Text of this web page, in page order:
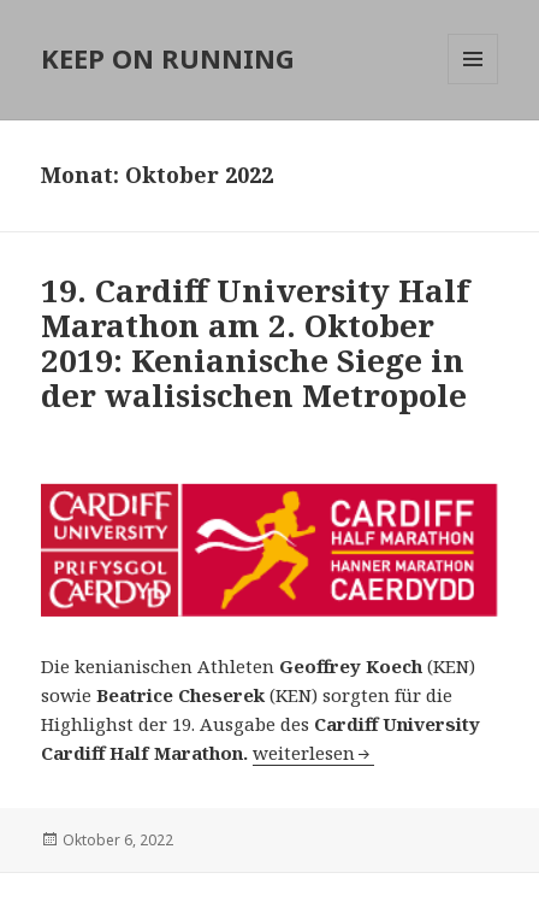
KEEP ON RUNNING
Monat: Oktober 2022
19. Cardiff University Half
Marathon am 2. Oktober
2019: Kenianische Siege in
der walisischen Metropole
Die kenianischen Athleten Geoffrey Koech (KEN)
sowieBeatrice Cheserek (KEN) sorgten für die
Highlighst der 19. Ausgabe des Cardiff University
Cardiff Half Marathon. 19. Cardiff University Half
weiterlesen
Veröffentlicht
Oktober 6, 2022